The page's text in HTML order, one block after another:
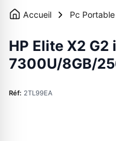
Accueil Pc Portable
HP Elite X2 G2
7300U/8GB/
Réf: 2TL99EA